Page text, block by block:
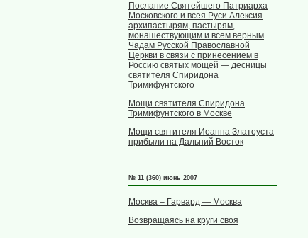
Послание Святейшего Патриарха
Московского и всея Руси Алексия
архипастырям, пастырям,
монашествующим и всем верным
Чадам Русской Православной
Церкви в связи с принесением в
Россию святых мощей — десницы
святителя Спиридона
Тримифунтского
Мощи святителя Спиридона
Тримифунтского в Москве
Мощи святителя Иоанна Златоуста
прибыли на Дальний Восток
№ 11 (360) июнь 2007
Москва – Гарвард — Москва
Возвращаясь на круги своя